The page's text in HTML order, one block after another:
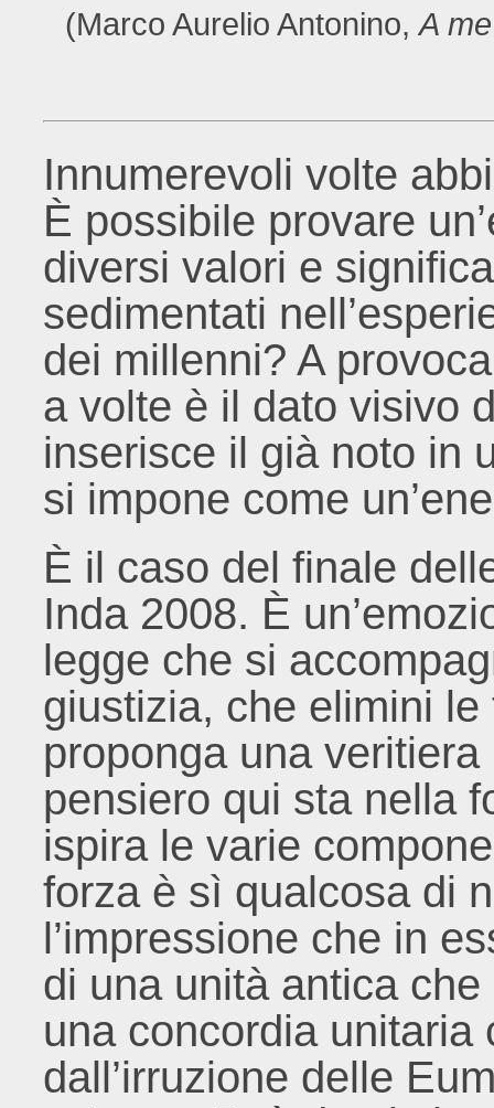
(Marco Aurelio Antonino,A
Innumerevoli volte
È possibile provare
diversi valori e
sedimentati
dei millenni? A
a volte è il dato visivo
inserisce il già noto in
si impone come
È il caso del finale
Inda 2008. È
legge che si
giustizia, che elimini
proponga una
pensiero qui sta nella
ispira le varie
forza è sì qualcosa di
l’impressione che in
di una unità antica
una concordia unitaria
dall’irruzione delle